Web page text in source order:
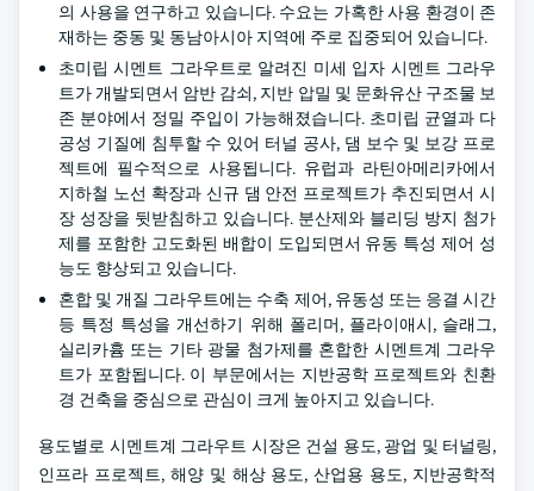
의 사용을 연구하고 있습니다. 수요는 가혹한 사용 환경이 존
재하는 중동 및 동남아시아 지역에 주로 집중되어 있습니다.
초미립 시멘트 그라우트로 알려진 미세 입자 시멘트 그라우
트가 개발되면서 암반 감쇠, 지반 압밀 및 문화유산 구조물 보
존 분야에서 정밀 주입이 가능해졌습니다. 초미립 균열과 다
공성 기질에 침투할 수 있어 터널 공사, 댐 보수 및 보강 프로
젝트에 필수적으로 사용됩니다. 유럽과 라틴아메리카에서
지하철 노선 확장과 신규 댐 안전 프로젝트가 추진되면서 시
장 성장을 뒷받침하고 있습니다. 분산제와 블리딩 방지 첨가
제를 포함한 고도화된 배합이 도입되면서 유동 특성 제어 성
능도 향상되고 있습니다.
혼합 및 개질 그라우트에는 수축 제어, 유동성 또는 응결 시간
등 특정 특성을 개선하기 위해 폴리머, 플라이애시, 슬래그,
실리카흄 또는 기타 광물 첨가제를 혼합한 시멘트계 그라우
트가 포함됩니다. 이 부문에서는 지반공학 프로젝트와 친환
경 건축을 중심으로 관심이 크게 높아지고 있습니다.
용도별로 시멘트계 그라우트 시장은 건설 용도, 광업 및 터널링,
인프라 프로젝트, 해양 및 해상 용도, 산업용 용도, 지반공학적